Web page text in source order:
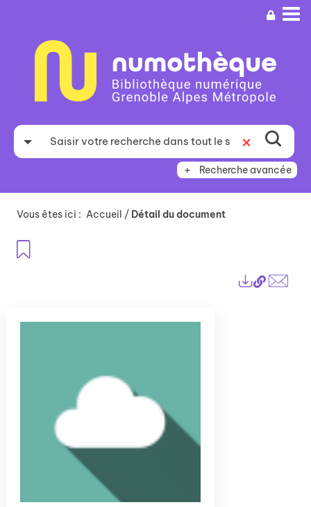
recherche
Recherche avancée
Vous êtes ici : Accueil / Détail du document
Lien